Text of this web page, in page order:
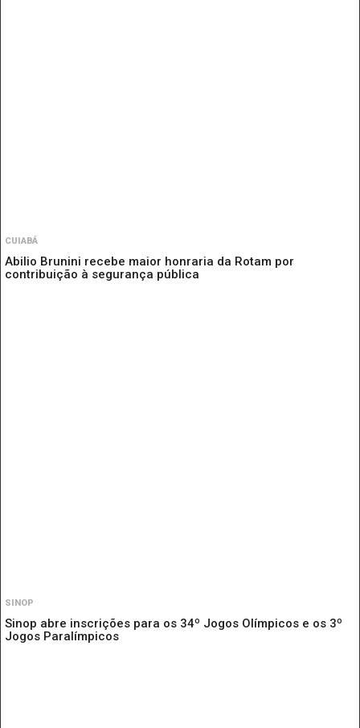
CUIABÁ
Abilio Brunini recebe maior honraria da Rotam por
contribuição à segurança pública
SINOP
Sinop abre inscrições para os 34º Jogos Olímpicos e os 3º
Jogos Paralímpicos